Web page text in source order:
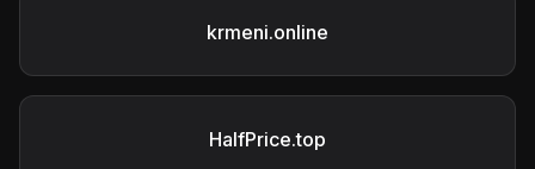
krmeni.online
HalfPrice.top